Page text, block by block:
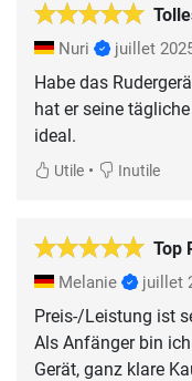
Nuri juillet
Habe das
hat er seine
ideal.
Utile • Inutile
Top
Melanie juillet
Preis-/Leistung ist
Als Anfänger bin
Gerät, ganz klare